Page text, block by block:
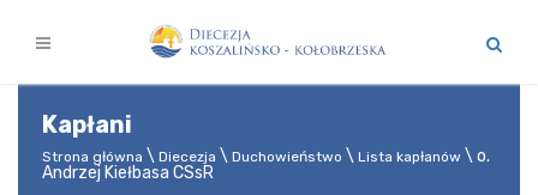
Kapłani
Strona główna Diecezja Duchowieństwo Lista kapłanów
o.
Andrzej Kiełbasa CSsR